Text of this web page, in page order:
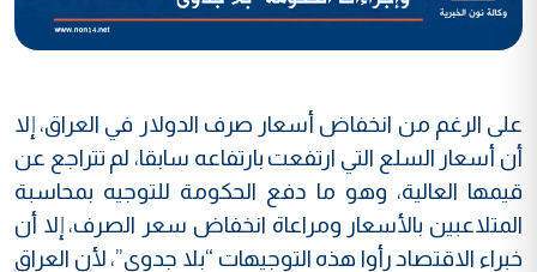
على الرغم من انخفاض أسعار صرف الدولار في العراق، إلا
أن أسعار السلع التي ارتفعت بارتفاعه سابقا، لم تتراجع عن
قيمها العالية، وهو ما دفع الحكومة للتوجيه بمحاسبة
المتلاعبين بالأسعار ومراعاة انخفاض سعر الصرف، إلا أن
خبراء الاقتصاد رأوا هذه التوجيهات “بلا جدوى”، لأن العراق